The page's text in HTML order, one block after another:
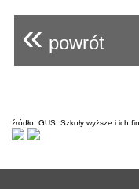
« powrót
źródło: GUS, Szkoły wyższe i ich